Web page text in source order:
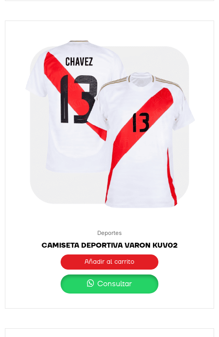
Deportes
CAMISETA DEPORTIVA VARON KUV02
Añadir al carrito
Consultar